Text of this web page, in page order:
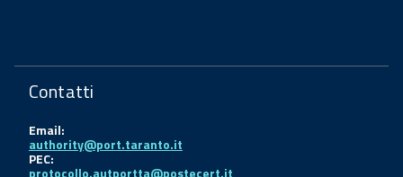
Contatti
Email:
authority@port.taranto.it
PEC:
protocollo.autportta@postecert.it